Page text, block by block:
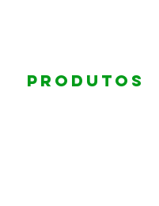
Produtos